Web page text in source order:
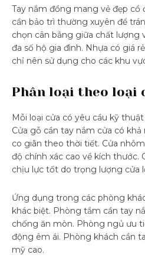
Tay nắm đồng mang vẻ đẹp cổ
cần bảo trì thường xuyên để
chọn cân bằng giữa chất lượng
đa số hộ gia đình. Nhựa có giá
chỉ nên sử dụng cho các khu
Phân loại theo loại
Mỗi loại cửa có yêu cầu kỹ
Cửa gỗ cần tay nắm cửa có
co giãn theo thời tiết. Cửa
độ chính xác cao về kích thước.
chịu lực tốt do trọng lượng cửa
Ứng dụng trong các phòng
khác biệt. Phòng tắm cần tay
chống ăn mòn. Phòng ngủ ưu
động êm ái. Phòng khách cần
mỹ cao.